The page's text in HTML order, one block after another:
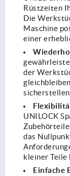
Rüstzeiten
Die
Maschine
einer
der
sicherstellen
UNILOCK
das
kleiner Teile
Einfache